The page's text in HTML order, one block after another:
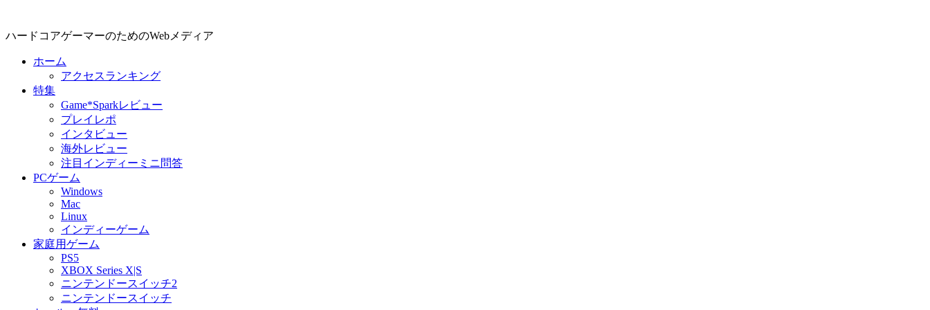
ハードコアゲーマーのためのWebメディア
ホーム
アクセスランキング
特集
Game*Sparkレビュー
プレイレポ
インタビュー
海外レビュー
注目インディーミニ問答
PCゲーム
Windows
Mac
Linux
インディーゲーム
家庭用ゲーム
PS5
XBOX Series X|S
ニンテンドースイッチ2
ニンテンドースイッチ